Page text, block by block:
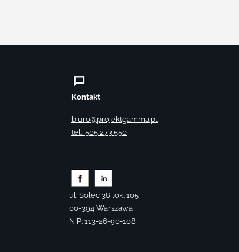
Kontakt
biuro@projektgamma.pl
tel.: 505 273 550
ul. Solec 38 lok. 105
00-394 Warszawa
NIP: 113-26-90-108